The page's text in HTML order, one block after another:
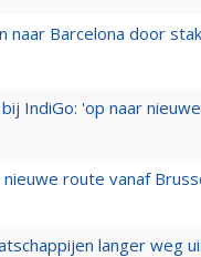
naar Barcelona door
IndiGo: 'op naar
route vanaf
langer weg